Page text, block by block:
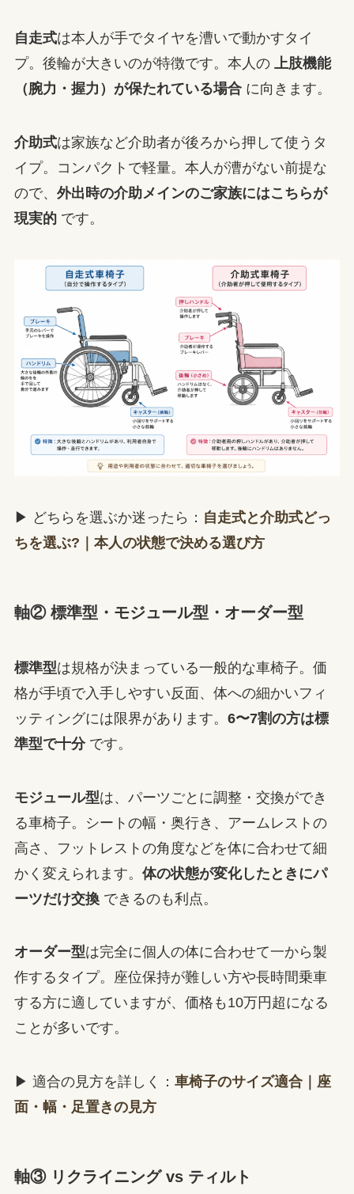
自走式は本人が手でタイヤを漕いで動かすタイ
プ。後輪が大きいのが特徴です。本人の
上肢機能
（腕力・握力）が保たれている場合に向きます。
介助式は家族など介助者が後ろから押して使うタ
イプ。コンパクトで軽量。本人が漕がない前提な
ので、 外出時の介助メインのご家族にはこちらが
現実的です。
▶ どちらを選ぶか迷ったら： 自走式と介助式どっ
ちを選ぶ?｜本人の状態で決める選び方
軸② 標準型・モジュール型・オーダー型
標準型は規格が決まっている一般的な車椅子。価
格が手頃で入手しやすい反面、体への細かいフィ
ッティングには限界があります。 6〜7割の方は標
準型で十分です。
モジュール型は、パーツごとに調整・交換ができ
る車椅子。シートの幅・奥行き、アームレストの
高さ、フットレストの角度などを体に合わせて細
かく変えられます。 体の状態が変化したときにパ
ーツだけ交換できるのも利点。
オーダー型は完全に個人の体に合わせて一から製
作するタイプ。座位保持が難しい方や長時間乗車
する方に適していますが、価格も10万円超になる
ことが多いです。
▶ 適合の見方を詳しく： 車椅子のサイズ適合｜座
面・幅・足置きの見方
軸③ リクライニング vs ティルト